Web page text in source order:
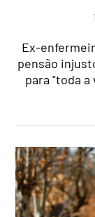
Ex-
pensão
para "toda